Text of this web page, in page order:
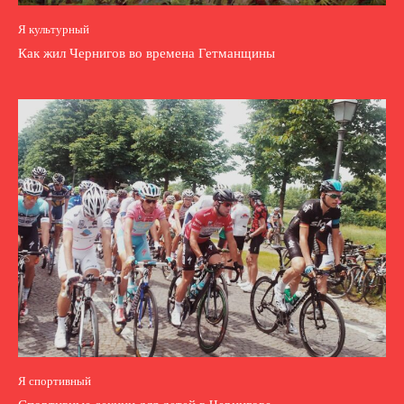
Я культурный
Как жил Чернигов во времена Гетманщины
Я спортивный